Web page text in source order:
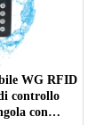
WG RFID
controllo
con